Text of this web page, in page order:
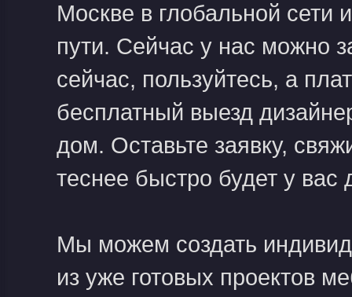
Москве в глобальной сети
пути. Сейчас у нас можно
сейчас, пользуйтесь, а
бесплатный выезд
дом. Оставьте заявку,
теснее быстро будет у вас
Мы можем создать
из уже готовых проектов